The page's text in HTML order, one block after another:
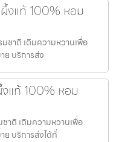
งแท้ 100% หอม
ชาติ เติมความหวานเพื่อ
ย บริการส่ง
แท้ 100% หอม
าติ เติมความหวานเพื่อ
ย บริการส่งได้ทั่